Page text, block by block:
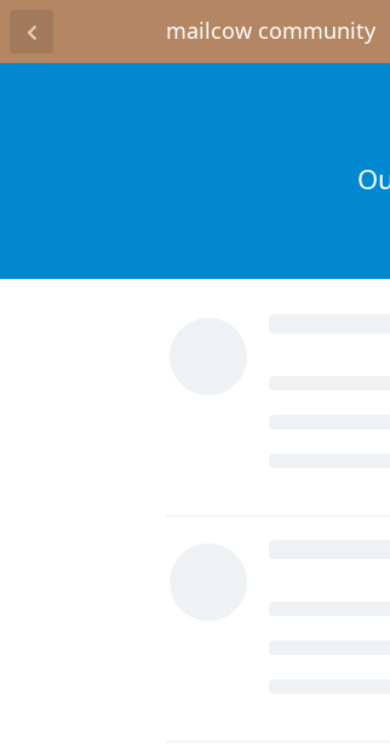
mailcow community